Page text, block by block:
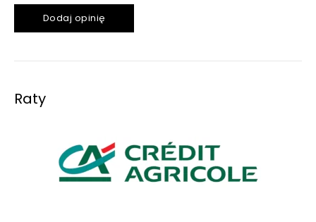
Dodaj opinię
Raty